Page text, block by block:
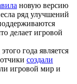
новую версию
ряд улучшений
делает игровой
этого года является
создали
игровой мир и